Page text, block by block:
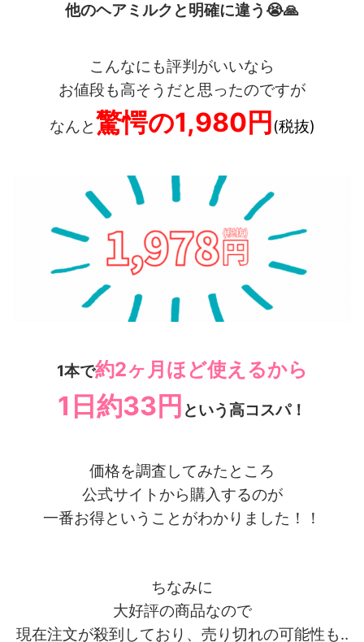
他のヘアミルクと明確に違う 😭🙏
こんなにも評判がいいなら
お値段も高そうだと思ったのですが
なんと驚愕の1,980円 (税抜)
1本で約2ヶ月ほど使えるから
1日約33円 という高コスパ！
価格を調査してみたところ
公式サイトから購入するのが
一番お得ということがわかりました！！
ちなみに
大好評の商品なので
現在注文が殺到しており、売り切れの可能性も‥